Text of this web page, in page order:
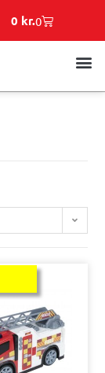
0 kr.0